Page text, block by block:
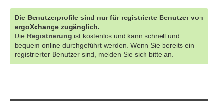
Die Benutzerprofile sind nur für registrierte Benutzer von
ergoXchange zugänglich.
Die Registrierung ist kostenlos und kann schnell und
bequem online durchgeführt werden. Wenn Sie bereits ein
registrierter Benutzer sind, melden Sie sich bitte an.